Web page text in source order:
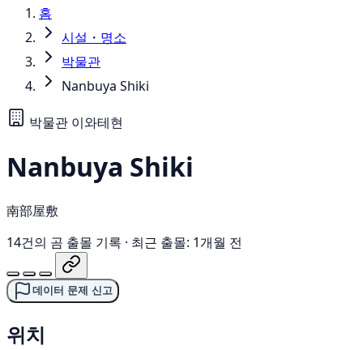
홈
시설・명소
박물관
Nanbuya Shiki
박물관 이와테현
Nanbuya Shiki
南部屋敷
14건의 곰 출몰 기록 · 최근 출몰: 1개월 전
데이터 문제 신고
위치